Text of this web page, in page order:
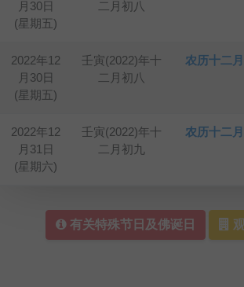
月30日
(星期五)
二月初八
2022年12
月30日
(星期五)
壬寅(2022)年十
二月初八
农历十二
2022年12
月31日
(星期六)
壬寅(2022)年十
二月初九
农历十二
有关特殊节日及佛诞日